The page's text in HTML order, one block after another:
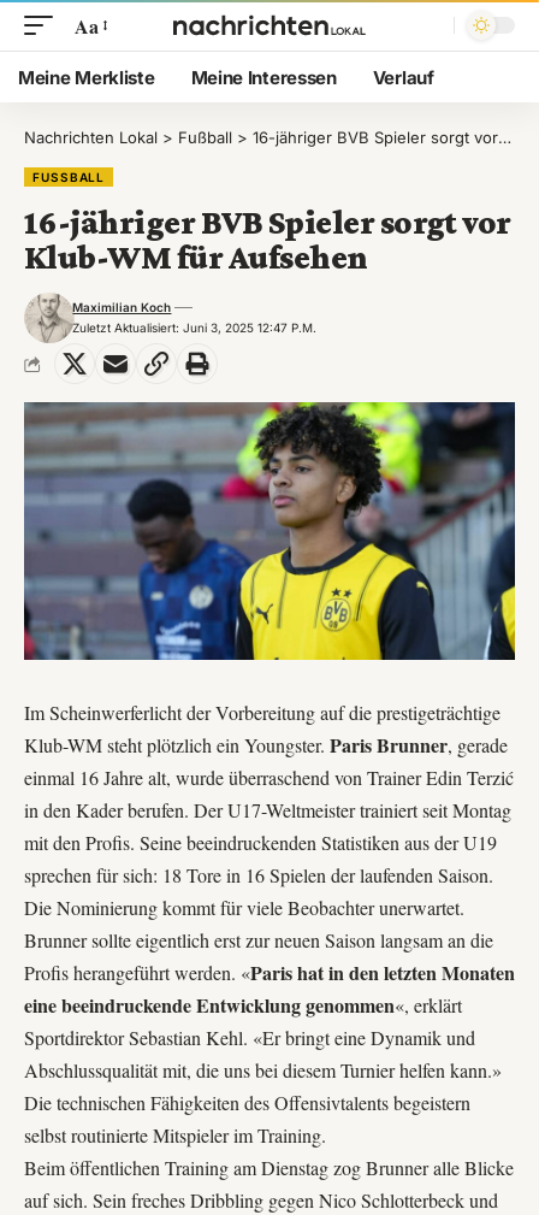
Aa
Meine Merkliste Meine Interessen Verlauf
Nachrichten Lokal > Fußball > 16-jähriger BVB Spieler sorgt vor Klub-WM für Aufsehen
FUSSBALL
16-jähriger BVB Spieler sorgt vor
Klub-WM für Aufsehen
Zuletzt Aktualisiert: Juni 3, 2025 12:47 P.m.
Maximilian Koch
Im Scheinwerferlicht der Vorbereitung auf die prestigeträchtige
Klub-WM steht plötzlich ein Youngster. Paris Brunner, gerade
einmal 16 Jahre alt, wurde überraschend von Trainer Edin Terzić
in den Kader berufen. Der U17-Weltmeister trainiert seit Montag
mit den Profis. Seine beeindruckenden Statistiken aus der U19
sprechen für sich: 18 Tore in 16 Spielen der laufenden Saison.
Die Nominierung kommt für viele Beobachter unerwartet.
Brunner sollte eigentlich erst zur neuen Saison langsam an die
Profis herangeführt werden. «Paris hat in den letzten Monaten
eine beeindruckende Entwicklung genommen«, erklärt
SportdirektorSebastian Kehl. «Er bringt eine Dynamik und
Abschlussqualität mit, die uns bei diesem Turnier helfen kann.»
Die technischen Fähigkeiten des Offensivtalents begeistern
selbst routinierte Mitspieler im Training.
Beim öffentlichen Training am Dienstag zog Brunner alle Blicke
auf sich. Sein freches Dribbling gegen Nico Schlotterbeck und